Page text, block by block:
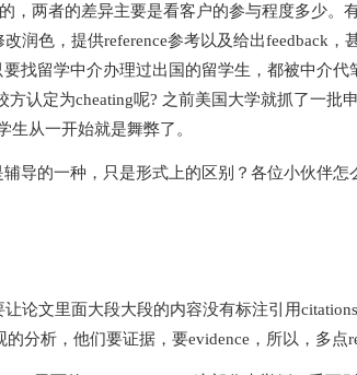
，两者的差异主要是看客户的参与程度多少。
润色，提供reference参考以及给出feedback，
找留学中介办理过出国的留学生，都被中介代
认定为cheating呢? 之前美国大学就抓了一批
从一开始就是舞弊了。
导的一种，只是形式上的区别？各位小伙伴怎
论文里面大段大段的内容没有标注引用
分析，他们要证据，要evidence，所以，多点